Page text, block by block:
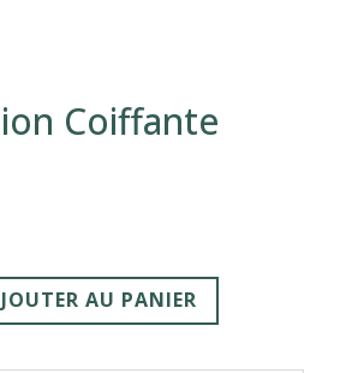
Coiffante
AU PANIER